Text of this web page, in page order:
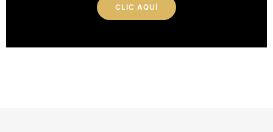
CLIC AQUÍ